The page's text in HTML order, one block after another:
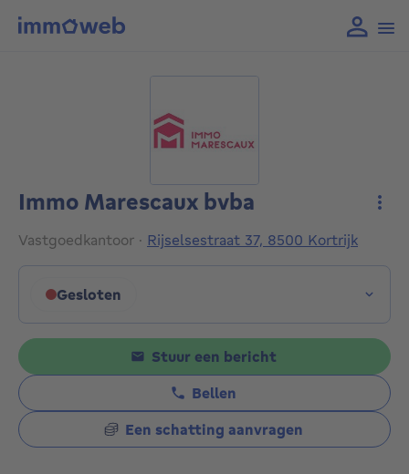
Immo Marescaux bvba
Vastgoedkantoor · Rijselsestraat 37, 8500 Kortrijk
Gesloten
Klik om de openingsuren weer te geven
Stuur een bericht
Bellen
Een schatting aanvragen